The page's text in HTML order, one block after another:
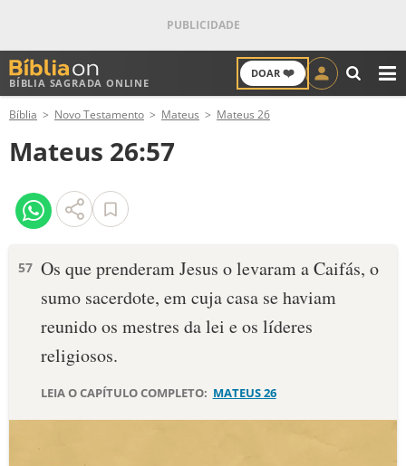
BÍBLIA SAGRADA ONLINE
DOAR ❤️
ANTIGO TESTAMENTO
NOVO TESTAMENTO
VERSÍCULOS
PALAVRA DO DIA
SALMO DO DIA
DEVOCIONAL DIÁRIO
Bíblia Novo Testamento Mateus Mateus 26
Mateus 26:57
57 Os que prenderam Jesus o levaram a Caifás, o
sumo sacerdote, em cuja casa se haviam
reunido os mestres da lei e os líderes
religiosos.
LEIA O CAPÍTULO COMPLETO: MATEUS 26